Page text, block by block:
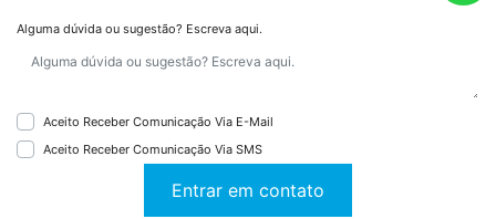
Alguma dúvida ou sugestão? Escreva aqui.
Aceito Receber Comunicação Via E-Mail
Aceito Receber Comunicação Via SMS
Entrar em contato